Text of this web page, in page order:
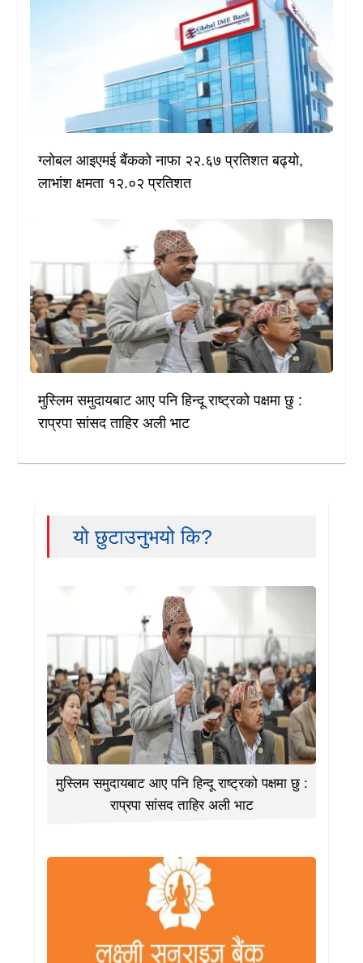
ग्लोबल आइएमई बैंकको नाफा २२.६७ प्रतिशत बढ्यो,
लाभांश क्षमता १२.०२ प्रतिशत
मुस्लिम समुदायबाट आए पनि हिन्दू राष्ट्रको पक्षमा छु :
राप्रपा सांसद ताहिर अली भाट
यो छुटाउनुभयो कि?
मुस्लिम समुदायबाट आए पनि हिन्दू राष्ट्रको पक्षमा छु :
राप्रपा सांसद ताहिर अली भाट